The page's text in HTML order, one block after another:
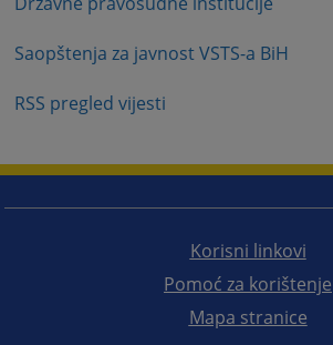
Saopštenja za javnost VSTS-a BiH
RSS pregled vijesti
Korisni linkovi
Pomoć za korištenje
Mapa stranice